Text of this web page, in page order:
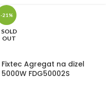
-21%
SOLD
OUT
Fixtec Agregat na dizel
5000W FDG50002S